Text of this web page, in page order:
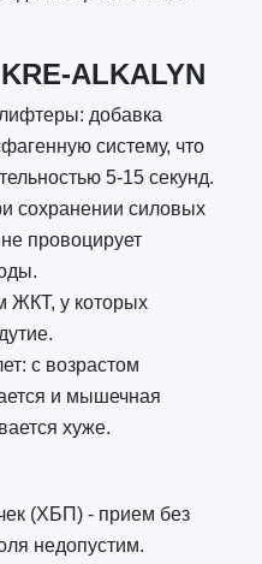
ALKALYN
добавка
систему, что
5-15 секунд.
сохранении силовых
провоцирует
ЖКТ, у которых
с возрастом
и мышечная
хуже.
(ХБП) - прием без
недопустим.